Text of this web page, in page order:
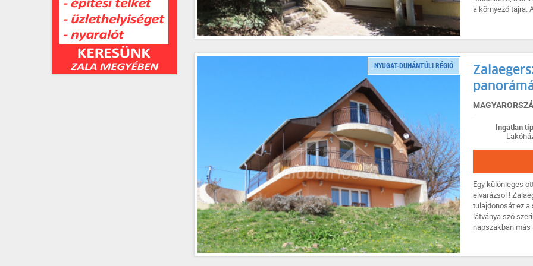
a környező tájra.
NYUGAT-DUNÁNTÚLI RÉGIÓ
Ingatlan
Egy különleges
elvarázsol !
tulajdonosát ez a
látványa szó
napszakban más